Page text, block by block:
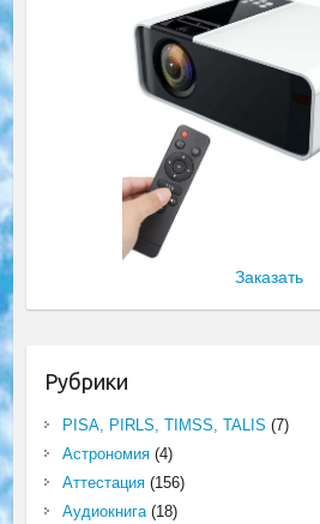
Заказать
Рубрики
PISA, PIRLS, TIMSS, TALIS (7)
Астрономия(4)
Аттестация(156)
Аудиокнига(18)